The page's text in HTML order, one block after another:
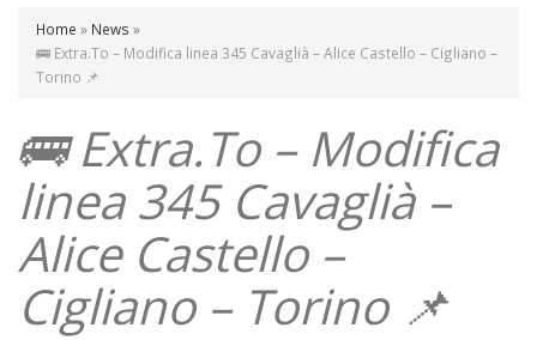
Home » News »
🚌 Extra.To – Modifica linea 345 Cavaglià – Alice Castello – Cigliano –
Torino 📌
🚌 Extra.To – Modifica
linea 345 Cavaglià –
Alice Castello –
Cigliano – Torino 📌